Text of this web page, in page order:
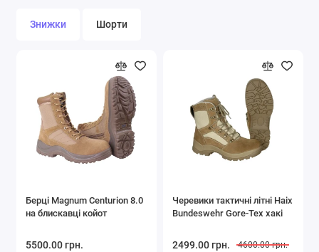
Знижки Шорти
Берці Magnum Centurion 8.0
на блискавці койот
5500.00 грн.
Черевики тактичні літні Haix
Bundeswehr Gore-Tex хакі
2499.00 грн. 4600.00 грн.
Купити Купити